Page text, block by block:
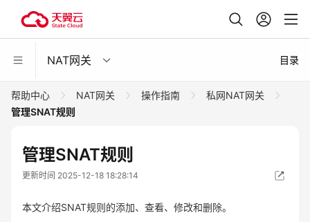
NAT网关 目录
帮助中心 NAT网关 操作指南
私网NAT网关
管理SNAT规则
管理SNAT规则
更新时间 2025-12-18 18:28:14
本文介绍SNAT规则的添加、查看、修改和删除。